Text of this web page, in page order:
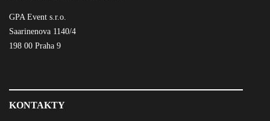
GPA Event s.r.o.
Saarinenova 1140/4
198 00 Praha 9
KONTAKTY